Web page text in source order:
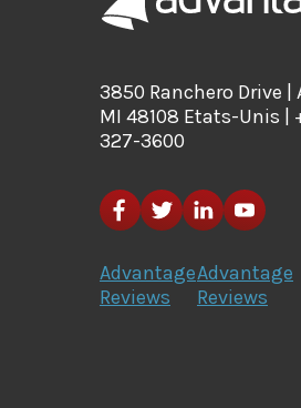
3850 Ranchero Drive |
MI 48108 Etats-Unis |
327-3600
Advantage
Reviews
Advantage
Reviews